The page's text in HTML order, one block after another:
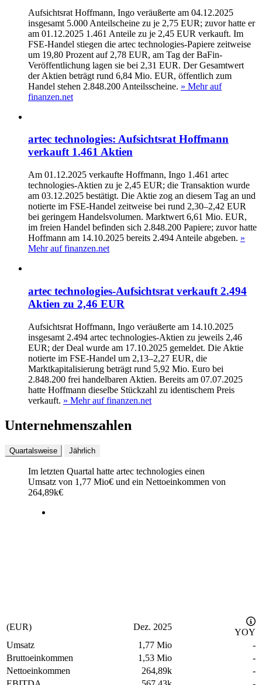
Aufsichtsrat Hoffmann, Ingo veräußerte am 04.12.2025
insgesamt 5.000 Anteilscheine zu je 2,75 EUR; zuvor hatte er
am 01.12.2025 1.461 Anteile zu je 2,45 EUR verkauft. Im
FSE-Handel stiegen die artec technologies-Papiere zeitweise
um 19,80 Prozent auf 2,78 EUR, am Tag der BaFin-
Veröffentlichung lagen sie bei 2,31 EUR. Der Gesamtwert
der Aktien beträgt rund 6,84 Mio. EUR, öffentlich zum
Handel stehen 2.848.200 Anteilsscheine. » Mehr auf
finanzen.net
artec technologies: Aufsichtsrat Hoffmann
verkauft 1.461 Aktien
Am 01.12.2025 verkaufte Hoffmann, Ingo 1.461 artec
technologies-Aktien zu je 2,45 EUR; die Transaktion wurde
am 03.12.2025 bestätigt. Die Aktie zog an diesem Tag an und
notierte im FSE-Handel zeitweise bei rund 2,30–2,42 EUR
bei geringem Handelsvolumen. Marktwert 6,61 Mio. EUR,
im freien Handel befinden sich 2.848.200 Papiere; zuvor hatte
Hoffmann am 14.10.2025 bereits 2.494 Anteile abgeben. »
Mehr auf finanzen.net
artec technologies-Aufsichtsrat verkauft 2.494
Aktien zu 2,46 EUR
Aufsichtsrat Hoffmann, Ingo veräußerte am 14.10.2025
insgesamt 2.494 artec technologies-Aktien zu jeweils 2,46
EUR; der Deal wurde am 17.10.2025 gemeldet. Die Aktie
notierte im FSE-Handel um 2,13–2,27 EUR, die
Marktkapitalisierung beträgt rund 5,92 Mio. Euro bei
2.848.200 frei handelbaren Aktien. Bereits am 07.07.2025
hatte Hoffmann dieselbe Stückzahl zu identischem Preis
verkauft. » Mehr auf finanzen.net
Unternehmenszahlen
Quartalsweise Jährlich
Im letzten Quartal hatte artec technologies einen
Umsatz von 1,77 Mio€ und ein Nettoeinkommen von
264,89k€
(EUR) Dez. 2025
YOY
Umsatz
1,77 Mio
-
Bruttoeinkommen
1,53 Mio
-
Nettoeinkommen
264,89k
-